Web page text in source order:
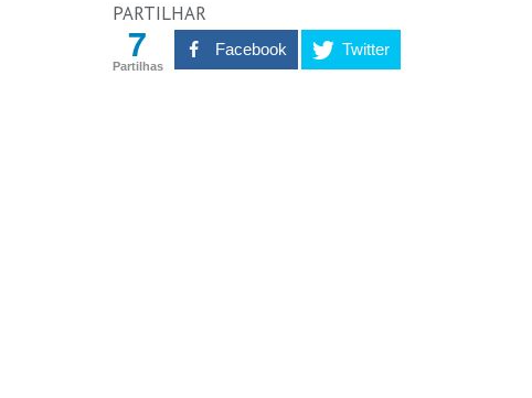
PARTILHAR
7
Partilhas
Facebook Twitter